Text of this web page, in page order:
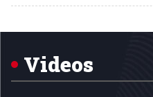
1
Videos